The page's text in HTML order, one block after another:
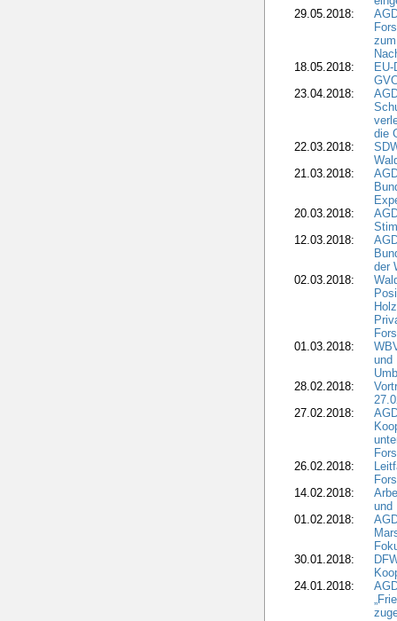
29.05.2018:
18.05.2018:
23.04.2018:
die
22.03.2018:
21.03.2018:
20.03.2018:
12.03.2018:
der
02.03.2018:
01.03.2018:
und
28.02.2018:
27.02.2018:
26.02.2018:
14.02.2018:
und
01.02.2018:
30.01.2018:
24.01.2018: